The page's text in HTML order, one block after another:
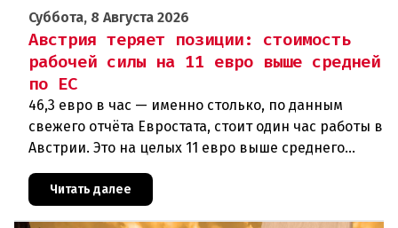
Суббота, 8 Августа 2026
Австрия теряет позиции: стоимость
рабочей силы на 11 евро выше средней
по ЕС
46,3 евро в час — именно столько, по данным
свежего отчёта Евростата, стоит один час работы в
Австрии. Это на целых 11 евро выше среднего
показателя по ЕС (34,9 евро). Особенно наглядно
конкурентное о
Читать далее